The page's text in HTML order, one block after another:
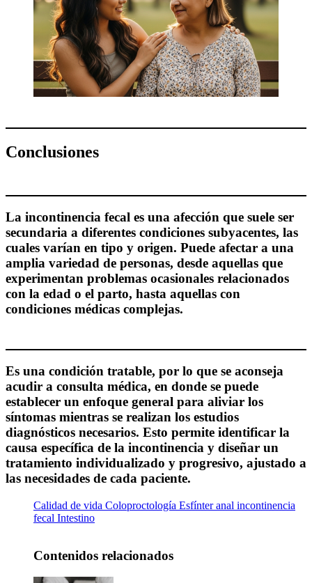
Conclusiones
La incontinencia fecal es una afección que suele ser
secundaria a diferentes condiciones subyacentes, las
cuales varían en tipo y origen. Puede afectar a una
amplia variedad de personas, desde aquellas que
experimentan problemas ocasionales relacionados
con la edad o el parto, hasta aquellas con
condiciones médicas complejas.
Es una condición tratable, por lo que se aconseja
acudir a consulta médica, en donde se puede
establecer un enfoque general para aliviar los
síntomas mientras se realizan los estudios
diagnósticos necesarios. Esto permite identificar la
causa específica de la incontinencia y diseñar un
tratamiento individualizado y progresivo, ajustado a
las necesidades de cada paciente.
Calidad de vida Coloproctología Esfínter anal incontinencia
fecal Intestino
Contenidos relacionados